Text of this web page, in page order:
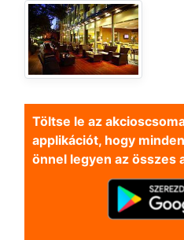
Töltse le az
applikációt, hogy
önnel legyen az összes